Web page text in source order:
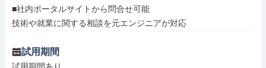
■社内ポータルサイトから問合せ可能
技術や就業に関する相談を元エンジニアが対応
試用期間